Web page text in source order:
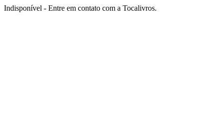
Indisponível - Entre em contato com a Tocalivros.